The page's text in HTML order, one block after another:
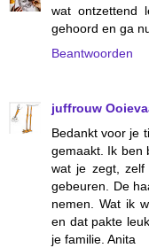
wat ontzettend
gehoord en ga
Beantwoorden
juffrouw
Bedankt voor je
gemaakt. Ik ben
wat je zegt, zelf
gebeuren. De
nemen. Wat ik
en dat pakte
je familie. Anita